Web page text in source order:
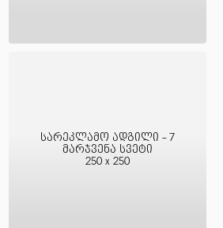
სარეკლამო ადგილი - 7
მარჯვენა სვეტი
250 x 250